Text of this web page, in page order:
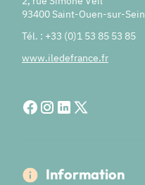
93400 Saint-Ouen-sur-
Tél. : +33 (0)1 53 85 53 85
www.iledefrance.fr
Information